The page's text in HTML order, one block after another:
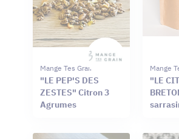
Mange Tes Graines
"LE PEP'S DES
ZESTES" Citron 3
Agrumes
Mange
"LE